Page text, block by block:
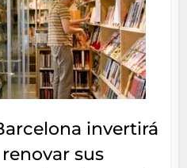
invertirá
sus